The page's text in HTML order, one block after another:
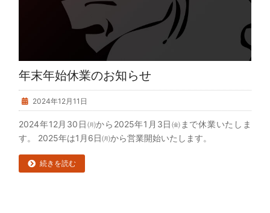
年末年始休業のお知らせ
2024年12月11日
2024年12月30日㈪から2025年1月3日㈮まで休業いたしま
す。 2025年は1月6日㈪から営業開始いたします。
続きを読む